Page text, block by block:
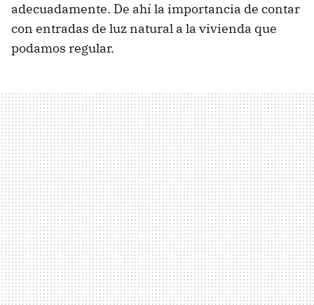
adecuadamente. De ahí la importancia de contar
con entradas de luz natural a la vivienda que
podamos regular.